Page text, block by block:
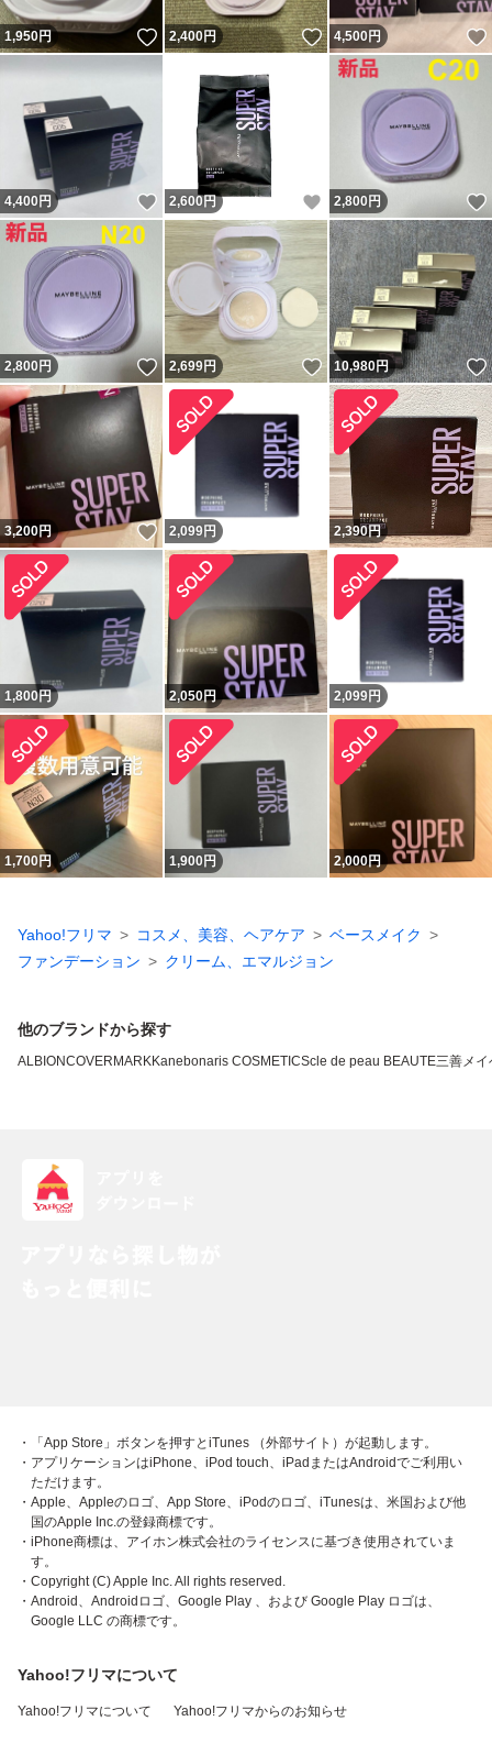
1,950円 いいね！
2,400円 いいね！
4,500円
4,400円 いいね！
2,600 円 いいね！
2,800円
2,800円 いいね！
2,699円 いいね！
10,980円
3,200円 いいね！
2,099円 2,390円
1,800円 2,050円 2,099円
1,700円 1,900円 2,000円
Yahoo!フリマ コスメ、美容、ヘアケア
ベースメイク
ファンデーション
クリーム、エマルジョン
他のブランドから探す
ALBIONCOVERMARKKanebonaris COSMETICScle de peau BEAUTE三善メ
・「App Store」ボタンを押すとiTunes （外部サイト）が起動します。
・アプリケーションはiPhone、iPod touch、iPadまたはAndroidでご利用い
ただけます。
・Apple、Appleのロゴ、App Store、iPodのロゴ、iTunesは、米国および他
国のApple Inc.の登録商標です。
・iPhone商標は、アイホン株式会社のライセンスに基づき使用されていま
す。
・Copyright (C) Apple Inc. All rights reserved.
・Android、Androidロゴ、Google Play 、および Google Play ロゴは、
Google LLC の商標です。
Yahoo!フリマについて
Yahoo!フリマについて Yahoo!フリマからのお知らせ